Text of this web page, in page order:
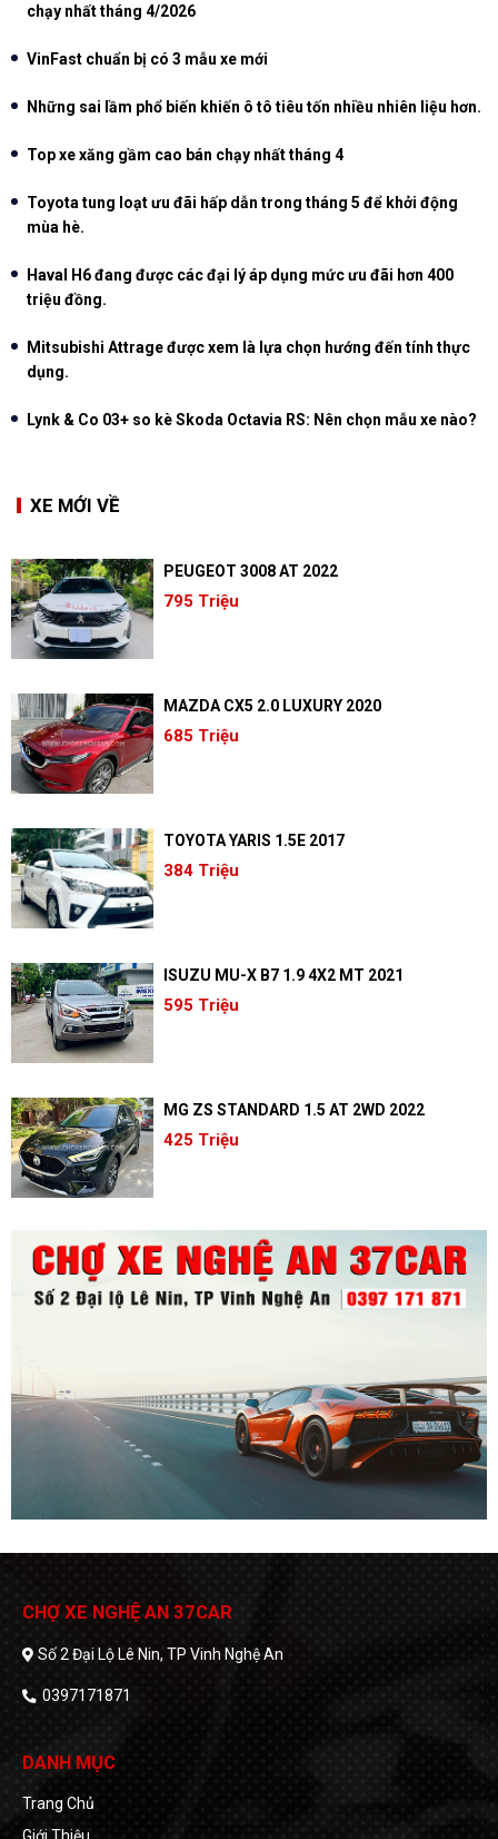
chạy nhất tháng 4/2026
VinFast chuẩn bị có 3 mẫu xe mới
Những sai lầm phổ biến khiến ô tô tiêu tốn nhiều nhiên liệu hơn.
Top xe xăng gầm cao bán chạy nhất tháng 4
Toyota tung loạt ưu đãi hấp dẫn trong tháng 5 để khởi động
mùa hè.
Haval H6 đang được các đại lý áp dụng mức ưu đãi hơn 400
triệu đồng.
Mitsubishi Attrage được xem là lựa chọn hướng đến tính thực
dụng.
Lynk & Co 03+ so kè Skoda Octavia RS: Nên chọn mẫu xe nào?
XE MỚI VỀ
PEUGEOT 3008 AT 2022
795 Triệu
MAZDA CX5 2.0 LUXURY 2020
685 Triệu
TOYOTA YARIS 1.5E 2017
384 Triệu
ISUZU MU-X B7 1.9 4X2 MT 2021
595 Triệu
MG ZS STANDARD 1.5 AT 2WD 2022
425 Triệu
CHỢ XE NGHỆ AN 37CAR
Số 2 Đại Lộ Lê Nin, TP Vinh Nghệ An
0397171871
DANH MỤC
Trang Chủ